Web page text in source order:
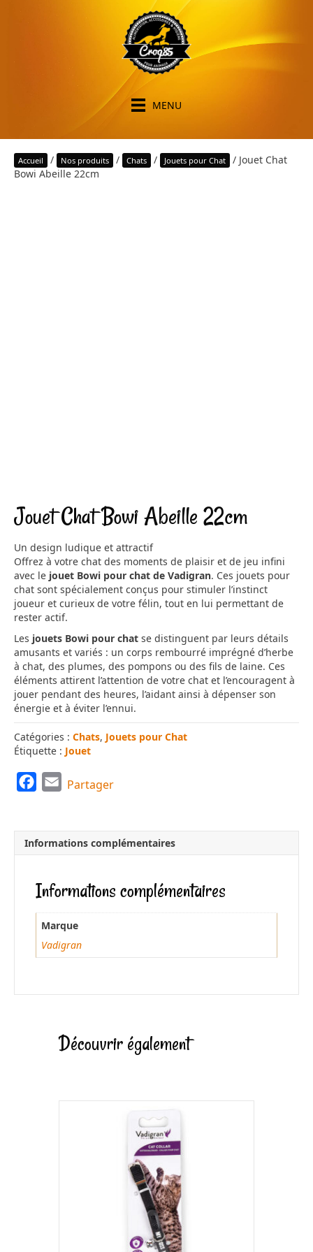
MENU
Accueil / Nos produits / Chats / Jouets pour Chat
/ Jouet Chat
Bowi Abeille 22cm
Jouet Chat Bowi Abeille 22cm
Un design ludique et attractif
Offrez à votre chat des moments de plaisir et de jeu infini
avec le jouet Bowi pour chat de Vadigran. Ces jouets pour
chat sont spécialement conçus pour stimuler l’instinct
joueur et curieux de votre félin, tout en lui permettant de
rester actif.
Les jouets Bowi pour chat se distinguent par leurs détails
amusants et variés : un corps rembourré imprégné d’herbe
à chat, des plumes, des pompons ou des fils de laine. Ces
éléments attirent l’attention de votre chat et l’encouragent à
jouer pendant des heures, l’aidant ainsi à dépenser son
énergie et à éviter l’ennui.
Catégories : Chats, Jouets pour Chat
Étiquette : Jouet
e
b
o
o
k
i
l
Partager
Informations complémentaires
Informations complémentaires
Marque
Vadigran
Découvrir également